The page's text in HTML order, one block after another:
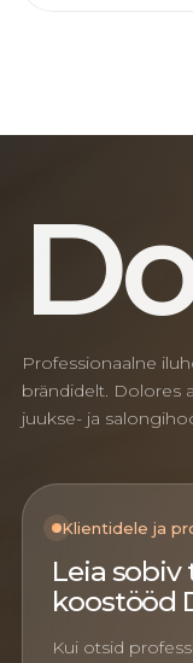
D
Professionaalne
brändidelt. Dolores
juukse- ja
Klientidele ja
Leia sobiv
koostööd
Kui otsid